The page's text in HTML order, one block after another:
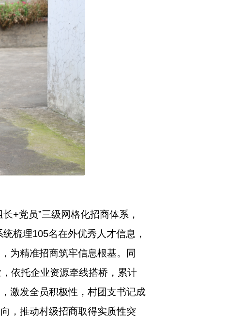
+党员”三级网格化招商体系，
梳理105名在外优秀人才信息，
为精准招商筑牢信息根基。同
依托企业资源牵线搭桥，累计
激发全员积极性，村团支书记成
，推动村级招商取得实质性突